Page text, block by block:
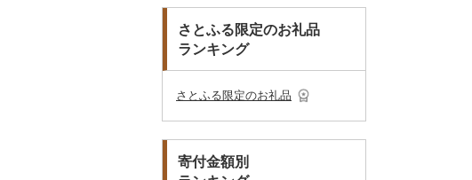
その他調味料
GDOふるさとゴルフ
プレークーポン
その他のゴルフプレー
花火大会チケット
カタログギフト
ナイフ
皿・椀
その他食器
まな板
土鍋
ティッシュ
その他日用品
おもちゃ・ぬいぐるみ
ご当地キャラクター
ペット用品
その他雑貨
その他靴・履物
ス
ピアス・イヤリング
その他アクセサリー
ショール・ストール
マフラー・手袋
美濃焼
村上木彫堆朱
播州そろばん
美濃和紙
ラワー
その他花
さとふる限定のお礼品
ランキング
さとふる限定のお礼品
寄付金額別